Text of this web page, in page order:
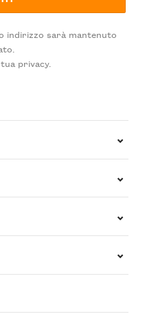
indirizzo sarà mantenuto
privacy.